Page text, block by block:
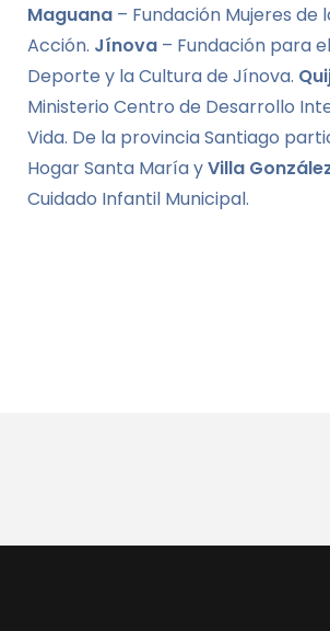
Maguana – Fundación Mujeres de
Acción. Jínova – Fundación para
Deporte y la Cultura de Jínova.
Ministerio Centro de Desarrollo
Vida. De la provincia Santiago
Hogar Santa María yVilla
Cuidado Infantil Municipal.